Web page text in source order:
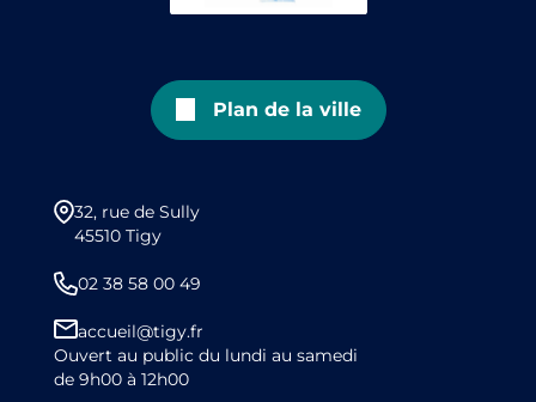
Plan de la ville
32, rue de Sully
45510 Tigy
02 38 58 00 49
accueil@tigy.fr
Ouvert au public du lundi au samedi
de 9h00 à 12h00